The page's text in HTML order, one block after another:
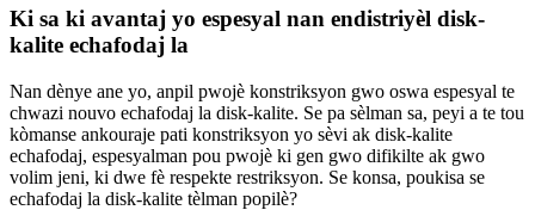
Ki sa ki avantaj yo espesyal nan endistriyèl disk-
kalite echafodaj la
Nan dènye ane yo, anpil pwojè konstriksyon gwo oswa espesyal te
chwazi nouvo echafodaj la disk-kalite. Se pa sèlman sa, peyi a te tou
kòmanse ankouraje pati konstriksyon yo sèvi ak disk-kalite
echafodaj, espesyalman pou pwojè ki gen gwo difikilte ak gwo
volim jeni, ki dwe fè respekte restriksyon. Se konsa, poukisa se
echafodaj la disk-kalite tèlman popilè?